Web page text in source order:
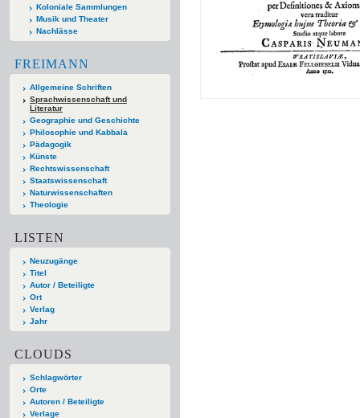
Koloniale Sammlungen
Musik und Theater
Nachlässe
FREIMANN
Allgemeine Schriften
Sprachwissenschaft und
Literatur
Geographie und Geschichte
Philosophie und Kabbala
Pädagogik
Künste
Rechtswissenschaft
Staatswissenschaft
Naturwissenschaften
Theologie
LISTEN
Neuzugänge
Titel
Autor / Beteiligte
Ort
Verlag
Jahr
CLOUDS
Schlagwörter
Orte
Autoren / Beteiligte
Verlage